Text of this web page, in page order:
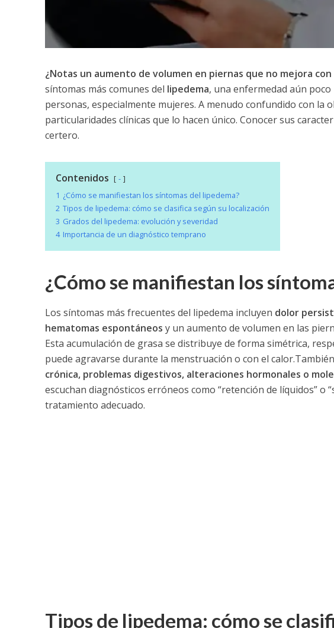
¿Notas un aumento de volumen en piernas que no mejora
síntomas más comunes del lipedema, una enfermedad aún
personas, especialmente mujeres. A menudo confundido con la
particularidades clínicas que lo hacen único. Conocer sus
certero.
Contenidos
-
1 ¿Cómo se manifiestan los síntomas del lipedema?
2 Tipos de lipedema: cómo se clasifica según su localización
3 Grados del lipedema: evolución y severidad
4 Importancia de un diagnóstico temprano
¿Cómo se manifiestan los
Los síntomas más frecuentes del lipedema incluyen dolor
hematomas espontáneos y un aumento de volumen en las
Esta acumulación de grasa se distribuye de forma simétrica,
puede agravarse durante la menstruación o con el calor.
crónica, problemas digestivos, alteraciones hormonales o
escuchan diagnósticos erróneos como “retención de líquidos” o
tratamiento adecuado.
Tipos de lipedema: cómo se